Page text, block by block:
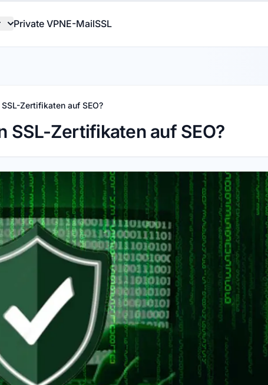
Private VPNE-MailSSL
Zertifikaten auf SEO?
SSL-Zertifikaten auf SEO?